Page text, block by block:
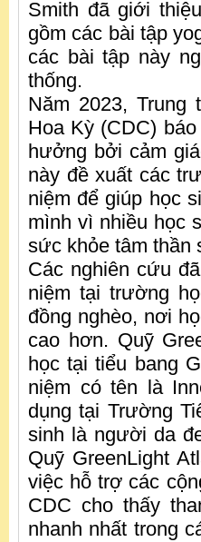
Smith đã giới
gồm các bài tập
các bài tập này
thống.
Năm 2023, Trung
Hoa Kỳ (CDC)
hưởng bởi cảm
này đề xuất các
niệm để giúp học
mình vì nhiều học
sức khỏe tâm thần
Các nghiên cứu
niệm tại trường
đồng nghèo, nơi
cao hơn. Quỹ
học tại tiểu bang
niệm có tên là
dụng tại Trường
sinh là người da
Quỹ GreenLight
việc hỗ trợ các
CDC cho thấy
nhanh nhất trong